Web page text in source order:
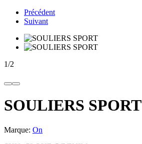
Précédent
Suivant
1/2
SOULIERS SPORT
Marque: On